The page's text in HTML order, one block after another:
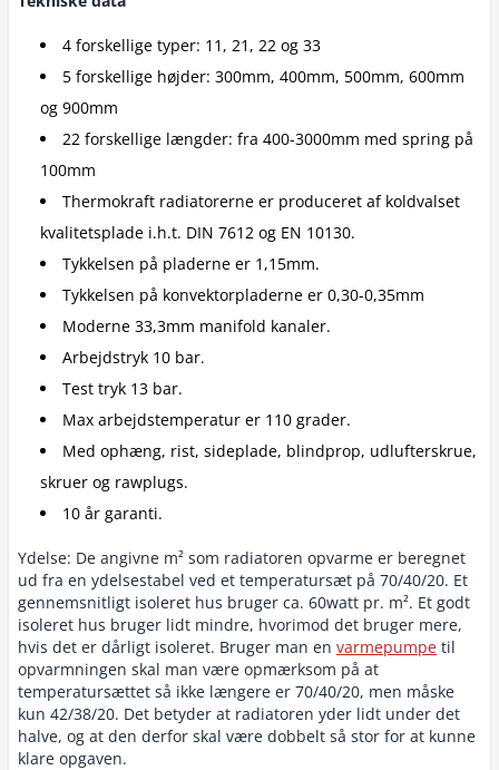
4 forskellige typer: 11, 21, 22 og 33
5 forskellige højder: 300mm, 400mm, 500mm, 600mm
og 900mm
22 forskellige længder: fra 400-3000mm med spring på
100mm
Thermokraft radiatorerne er produceret af koldvalset
kvalitetsplade i.h.t. DIN 7612 og EN 10130.
Tykkelsen på pladerne er 1,15mm.
Tykkelsen på konvektorpladerne er 0,30-0,35mm
Moderne 33,3mm manifold kanaler.
Arbejdstryk 10 bar.
Test tryk 13 bar.
Max arbejdstemperatur er 110 grader.
Med ophæng, rist, sideplade, blindprop, udlufterskrue,
skruer og rawplugs.
10 år garanti.
Ydelse: De angivne m² som radiatoren opvarme er beregnet
ud fra en ydelsestabel ved et temperatursæt på 70/40/20. Et
gennemsnitligt isoleret hus bruger ca. 60watt pr. m². Et godt
isoleret hus bruger lidt mindre, hvorimod det bruger mere,
hvis det er dårligt isoleret. Bruger man en varmepumpe til
opvarmningen skal man være opmærksom på at
temperatursættet så ikke længere er 70/40/20, men måske
kun 42/38/20. Det betyder at radiatoren yder lidt under det
halve, og at den derfor skal være dobbelt så stor for at kunne
klare opgaven.